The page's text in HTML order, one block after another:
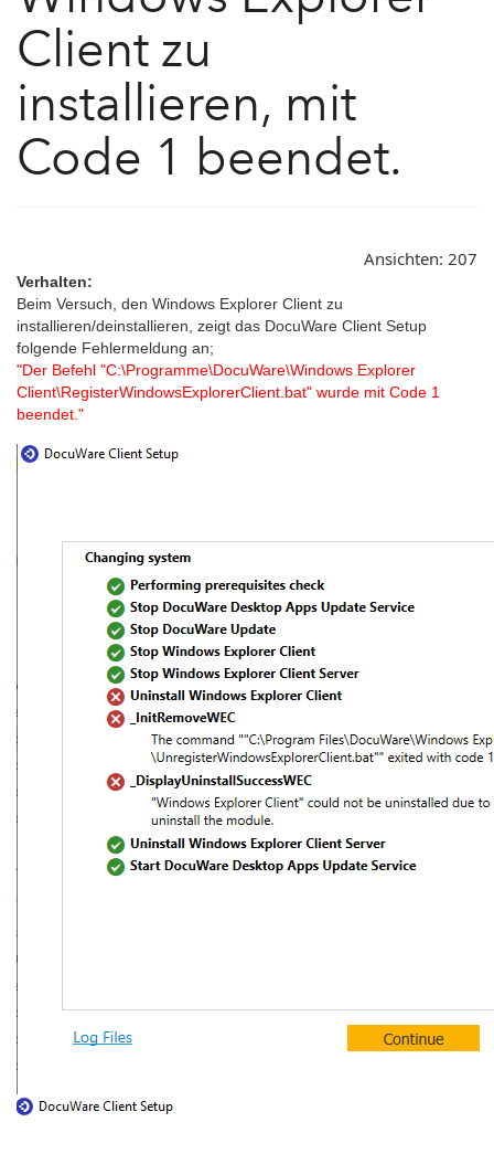
Client zu
installieren, mit
Code 1 beendet.
Ansichten: 207
Verhalten:
Beim Versuch, den Windows Explorer Client zu
installieren/deinstallieren, zeigt das DocuWare Client Setup
folgende Fehlermeldung an;
"Der Befehl "C:\Programme\DocuWare\Windows Explorer
Client\RegisterWindowsExplorerClient.bat" wurde mit Code 1
beendet."